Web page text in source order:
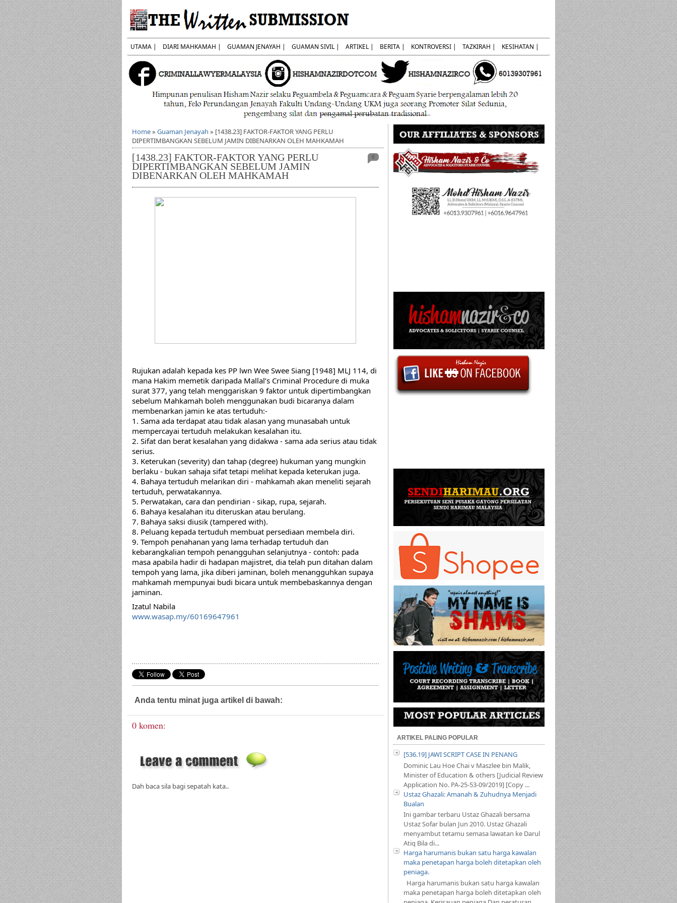
UTAMA | DIARI MAHKAMAH | GUAMAN JENAYAH | GUAMAN SIVIL | ARTIKEL | BERITA | KONTROVERSI | TAZKIRAH | KESIHATAN |
Home» Guaman Jenayah » [1438.23] FAKTOR-FAKTOR YANG PERLU
DIPERTIMBANGKAN SEBELUM JAMIN DIBENARKAN OLEH MAHKAMAH
0
[1438.23] FAKTOR-FAKTOR YANG PERLU
DIPERTIMBANGKAN SEBELUM JAMIN
DIBENARKAN OLEH MAHKAMAH
Rujukan adalah kepada kes PP lwn Wee Swee Siang [1948] MLJ 114, di
mana Hakim memetik daripada Mallal’s Criminal Procedure di muka
surat 377, yang telah menggariskan 9 faktor untuk dipertimbangkan
sebelum Mahkamah boleh menggunakan budi bicaranya dalam
membenarkan jamin ke atas tertuduh:-
1. Sama ada terdapat atau tidak alasan yang munasabah untuk
mempercayai tertuduh melakukan kesalahan itu.
2. Sifat dan berat kesalahan yang didakwa - sama ada serius atau tidak
serius.
3. Keterukan (severity) dan tahap (degree) hukuman yang mungkin
berlaku - bukan sahaja sifat tetapi melihat kepada keterukan juga.
4. Bahaya tertuduh melarikan diri - mahkamah akan meneliti sejarah
tertuduh, perwatakannya.
5. Perwatakan, cara dan pendirian - sikap, rupa, sejarah.
6. Bahaya kesalahan itu diteruskan atau berulang.
7. Bahaya saksi diusik (tampered with).
8. Peluang kepada tertuduh membuat persediaan membela diri.
9. Tempoh penahanan yang lama terhadap tertuduh dan
kebarangkalian tempoh penangguhan selanjutnya - contoh: pada
masa apabila hadir di hadapan majistret, dia telah pun ditahan dalam
tempoh yang lama, jika diberi jaminan, boleh menangguhkan supaya
mahkamah mempunyai budi bicara untuk membebaskannya dengan
jaminan.
Izatul Nabila
www.wasap.my/60169647961
Anda tentu minat juga artikel di bawah:
0 komen:
Dah baca sila bagi sepatah kata..
ARTIKEL PALING POPULAR
[536.19] JAWI SCRIPT CASE IN PENANG
Dominic Lau Hoe Chai v Maszlee bin Malik,
Minister of Education & others [Judicial Review
Application No. PA-25-53-09/2019] [Copy ...
Ustaz Ghazali: Amanah & Zuhudnya Menjadi
Bualan
Ini gambar terbaru Ustaz Ghazali bersama
Ustaz Sofar bulan Jun 2010. Ustaz Ghazali
menyambut tetamu semasa lawatan ke Darul
Atiq Bila di...
Harga harumanis bukan satu harga kawalan
maka penetapan harga boleh ditetapkan oleh
peniaga.
Harga harumanis bukan satu harga kawalan
maka penetapan harga boleh ditetapkan oleh